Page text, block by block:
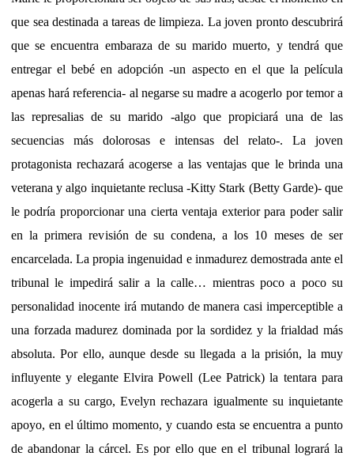
que sea destinada a tareas de limpieza. La joven pronto descubrirá
que se encuentra embaraza de su marido muerto, y tendrá que
entregar el bebé en adopción -un aspecto en el que la película
apenas hará referencia- al negarse su madre a acogerlo por temor a
las represalias de su marido -algo que propiciará una de las
secuencias más dolorosas e intensas del relato-. La joven
protagonista rechazará acogerse a las ventajas que le brinda una
veterana y algo inquietante reclusa -Kitty Stark (Betty Garde)- que
le podría proporcionar una cierta ventaja exterior para poder salir
en la primera revisión de su condena, a los 10 meses de ser
encarcelada. La propia ingenuidad e inmadurez demostrada ante el
tribunal le impedirá salir a la calle… mientras poco a poco su
personalidad inocente irá mutando de manera casi imperceptible a
una forzada madurez dominada por la sordidez y la frialdad más
absoluta. Por ello, aunque desde su llegada a la prisión, la muy
influyente y elegante Elvira Powell (Lee Patrick) la tentara para
acogerla a su cargo, Evelyn rechazara igualmente su inquietante
apoyo, en el último momento, y cuando esta se encuentra a punto
de abandonar la cárcel. Es por ello que en el tribunal logrará la